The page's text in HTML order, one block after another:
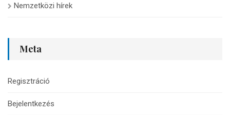
Nemzetközi hírek
Meta
Regisztráció
Bejelentkezés